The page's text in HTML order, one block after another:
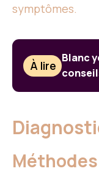
symptômes.
À lire
Blanc